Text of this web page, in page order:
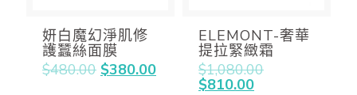
妍白魔幻淨肌修
護蠶絲面膜
$480.00 $380.00
ELEMONT-奢華
提拉緊緻霜
$1,080.00
$810.00